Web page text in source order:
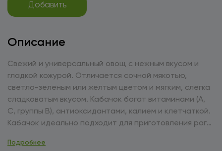
Добавить
Описание
Свежий и универсальный овощ с нежным вкусом и
гладкой кожурой. Отличается сочной мякотью,
светло-зеленым или желтым цветом и мягким, слегка
сладковатым вкусом. Кабачок богат витаминами (А,
С, группы В), антиоксидантами, калием и клетчаткой.
Кабачок идеально подходит для приготовления рагу,
Его нежный вкус прекрасно сочетается с сыром,
Подробнее